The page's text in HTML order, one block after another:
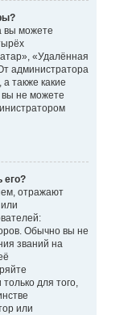
вы можете
«Удалённая
администратора
также какие
вы не можете
его?
отражают
Обычно вы не
званий на
для того,
или